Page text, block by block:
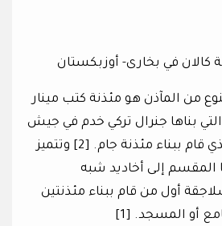
من المآذن هو مئذنة كتب مينار
بناها جنرال تركي خدم في جيش
السلطان الغوري الذي قام ببناء مئذنة جام. [2] وتتميز
المقسم إلى أخاديد شبه
أول من قام ببناء مئذنتين
أو المسجد. [1]